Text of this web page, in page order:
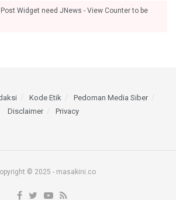
Post Widget need JNews - View Counter to be
Kode Etik
Pedoman Media Siber
Disclaimer
Privacy
© 2025 - masakini.co